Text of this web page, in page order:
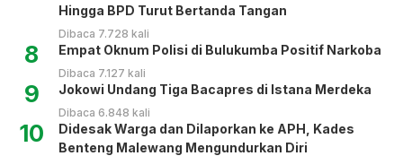
Hingga BPD Turut Bertanda Tangan
Dibaca 7.728 kali
8 Empat Oknum Polisi di Bulukumba Positif Narkoba
Dibaca 7.127 kali
9 Jokowi Undang Tiga Bacapres di Istana Merdeka
Dibaca 6.848 kali
10
Didesak Warga dan Dilaporkan ke APH, Kades
Benteng Malewang Mengundurkan Diri